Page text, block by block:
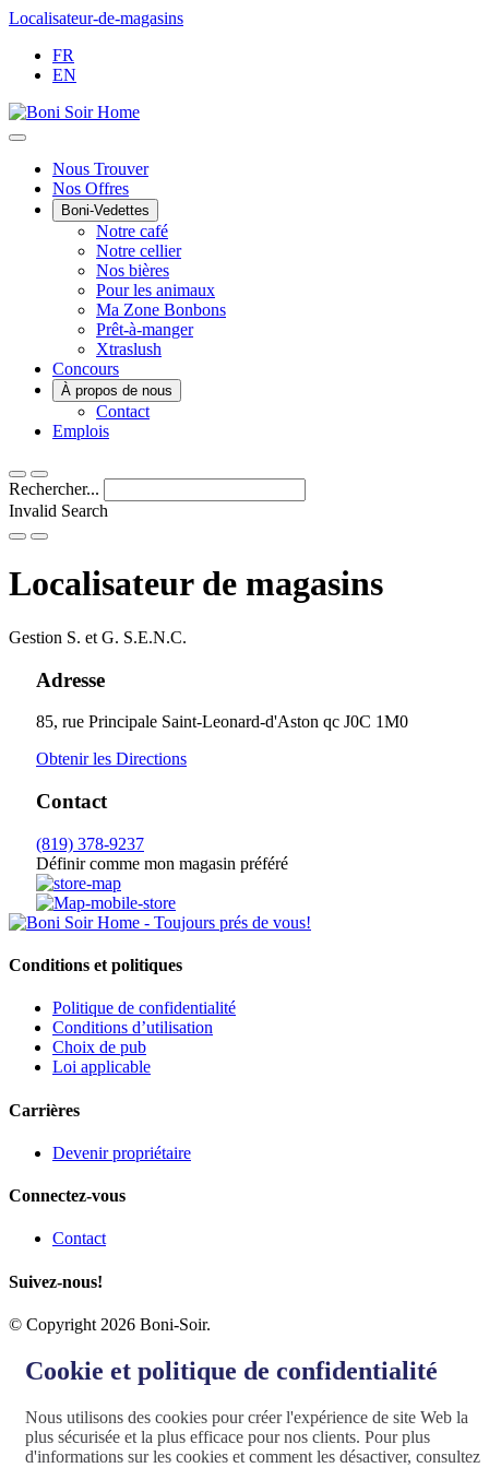
Passer
contenu
Localisateur-de-magasins
FR
EN
Main
Menu
Nous Trouver
Nos Offres
Boni-Vedettes
Notre café
Notre cellier
Nos bières
Pour les animaux
Ma Zone Bonbons
Prêt-à-manger
Xtraslush
Concours
À propos de nous
Contact
Emplois
Rechercher...
Invalid Search
Submit
Localisateur de magasins
Gestion S. et G. S.E.N.C.
Adresse
85, rue Principale Saint-Leonard-d'Aston qc J0C 1M0
Obtenir les Directions
Contact
(819) 378-9237
Définir comme mon magasin préféré
Conditions et politiques
Politique de confidentialité
Conditions d’utilisation
Choix de pub
Loi applicable
Carrières
Devenir propriétaire
Connectez-vous
Contact
Suivez-nous!
© Copyright 2026 Boni-Soir.
Cookie et politique de confidentialité
Nous utilisons des cookies pour créer l'expérience de site Web la
plus sécurisée et la plus efficace pour nos clients. Pour plus
d'informations sur les cookies et comment les désactiver, consultez